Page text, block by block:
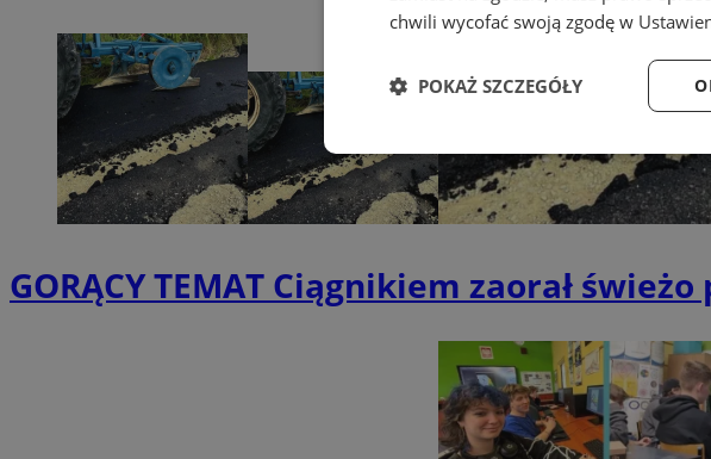
GORĄCY TEMAT Ciągnikiem zaorał świeżo
chwili wycofać swoją zgodę w
POKAŻ SZCZEGÓŁY
Niezbędne Wydajność
Niezbędne pliki cookie umożliwiają korzystanie
zarządzanie kontem. Bez niezbędnych plików
Nazwa
Provider /
Domena